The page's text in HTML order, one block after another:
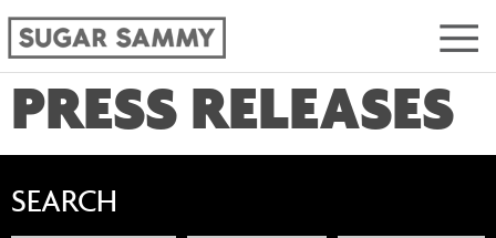
PRESS RELEASES
SEARCH